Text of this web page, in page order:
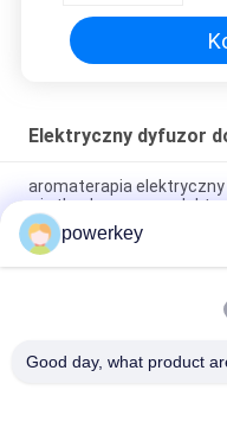
Elektryczny dyfuzor
aromaterapia
użytku domowego
Crearoma Elektryczny
Nebulizer 60ml
Lobby hotelowe Air
powerkey
Good day, what product